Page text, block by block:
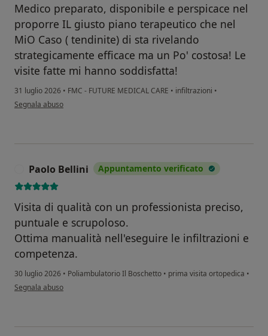
Medico preparato, disponibile e perspicace nel
proporre IL giusto piano terapeutico che nel
MiO Caso ( tendinite) di sta rivelando
strategicamente efficace ma un Po' costosa! Le
visite fatte mi hanno soddisfatta!
31 luglio 2026 • FMC - FUTURE MEDICAL CARE • infiltrazioni •
secondo l'opinione dell'utente Ciocca Merilina
Segnala abuso
Paolo Bellini Appuntamento verificato
Visita di qualità con un professionista preciso,
puntuale e scrupoloso.
Ottima manualità nell'eseguire le infiltrazioni e
competenza.
30 luglio 2026 • Poliambulatorio Il Boschetto • prima visita ortopedica •
secondo l'opinione dell'utente Paolo Bellini
Segnala abuso